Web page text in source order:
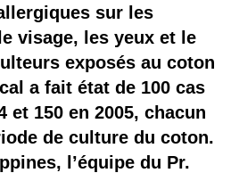
sur les
visage, les yeux et le
exposés au coton
a fait état de 100 cas
et 150 en 2005, chacun
de culture du coton.
l’équipe du Pr.